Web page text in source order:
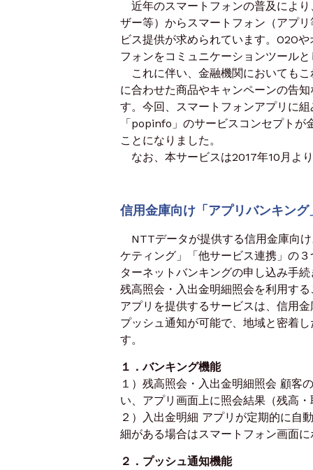
近年のスマートフォンの普及によ
ザー等）からスマートフォン（アプ
ビス提供が求められています。O2O
フォンをコミュニケーションツール
これに伴い、金融機関においても
に合わせた商品やキャンペーンの告
す。今回、スマートフォンアプリに
「popinfo」のサービスコンセプト
ことになりました。
なお、本サービスは2017年10月よ
信用金庫向け「アプリバンキング
NTTデータが提供する信用金庫向
ケティング」「他サービス連携」の
ターネットバンキングの申し込み手
残高照会・入出金明細照会を利用す
アプリを提供するサービスは、信用
プッシュ通知が可能で、地域と密着
す。
１．バンキング機能
１）残高照会・入出金明細照会 顧客
い、アプリ画面上に照会結果（残高
２）入出金明細 アプリが定期的に自
細がある場合はスマートフォン画面
２．プッシュ通知機能